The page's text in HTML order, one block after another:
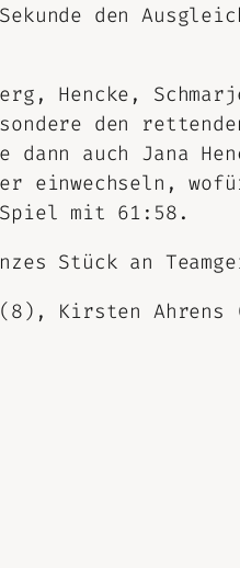
den
Hencke,
den
auch Jana
einwechseln,
mit 61:58.
Stück an
Kirsten Ahrens